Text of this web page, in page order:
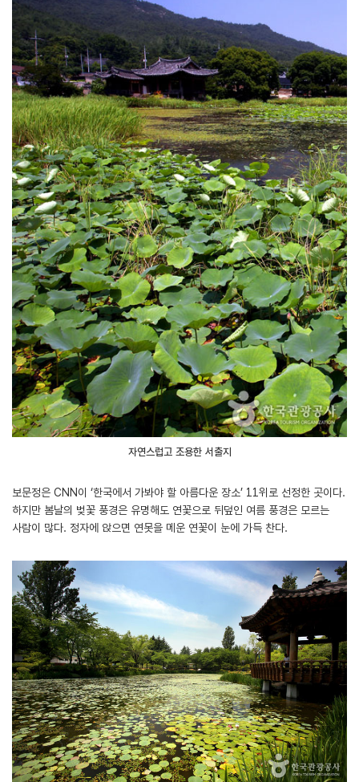
자연스럽고 조용한 서출지
보문정은 CNN이 ‘한국에서 가봐야 할 아름다운 장소’ 11위로 선정한 곳이다.
하지만 봄날의 벚꽃 풍경은 유명해도 연꽃으로 뒤덮인 여름 풍경은 모르는
사람이 많다. 정자에 앉으면 연못을 메운 연꽃이 눈에 가득 찬다.